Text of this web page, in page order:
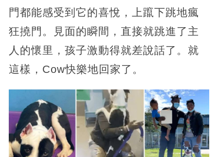
門都能感受到它的喜悅，上躥下跳地瘋
狂撓門。見面的瞬間，直接就跳進了主
人的懷里，孩子激動得就差說話了。就
這樣，Cow快樂地回家了。